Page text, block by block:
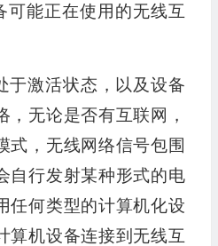
可能正在使用的无线互
于激活状态，以及设备
，无论是否有互联网，
式，无线网络信号包围
自行发射某种形式的电
任何类型的计算机化设
算机设备连接到无线互